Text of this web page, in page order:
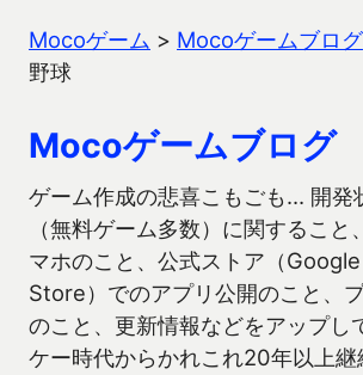
Mocoゲーム > Mocoゲームブログ
野球
Mocoゲームブログ
ゲーム作成の悲喜こもごも… 開発
（無料ゲーム多数）に関すること
マホのこと、公式ストア（
Store）でのアプリ公開のこと、
のこと、更新情報などをアップし
ケー時代からかれこれ20年以上